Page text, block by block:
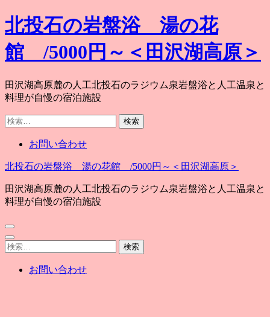
コ
ン
テ
ン
へ
ス
ッ
(Enter
押
北投石の岩盤浴 湯の花
館 /5000円～＜田沢湖高原＞
田沢湖高原麓の人工北投石のラジウム泉岩盤浴と人工温泉と
料理が自慢の宿泊施設
検
お問い合わせ
北投石の岩盤浴 湯の花館 /5000円～＜田沢湖高原＞
田沢湖高原麓の人工北投石のラジウム泉岩盤浴と人工温泉と
料理が自慢の宿泊施設
検
お問い合わせ